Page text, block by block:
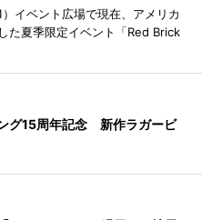
イベント広場で現在、アメリカ
た夏季限定イベント「Red Brick
グ15周年記念 新作ラガービ